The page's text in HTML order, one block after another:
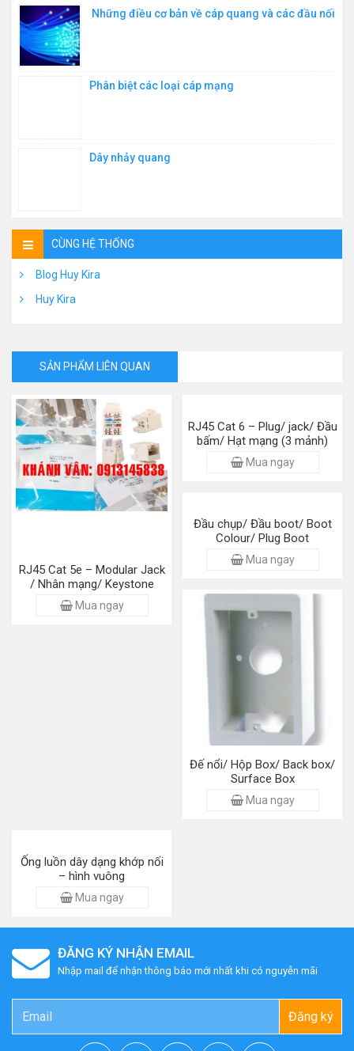
Những điều cơ bản về cáp quang và các đầu nối
Phân biệt các loại cáp mạng
Dây nhảy quang
CÙNG HỆ THỐNG
Blog Huy Kira
Huy Kira
SẢN PHẨM LIÊN QUAN
RJ45 Cat 5e – Modular Jack
/ Nhân mạng/ Keystone
Mua ngay
RJ45 Cat 6 – Plug/ jack/ Đầu
bấm/ Hạt mạng (3 mảnh)
Mua ngay
Đầu chụp/ Đầu boot/ Boot
Colour/ Plug Boot
Mua ngay
Đế nổi/ Hộp Box/ Back box/
Surface Box
Mua ngay
Ống luồn dây dạng khớp nối
– hình vuông
Mua ngay
ĐĂNG KÝ NHẬN EMAIL
Nhập mail để nhận thông báo mới nhất khi có nguyễn mãi
Đăng ký